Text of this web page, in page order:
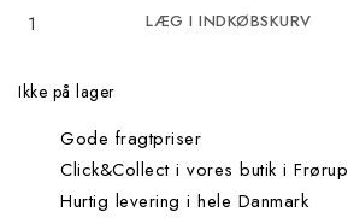
LÆG I INDKØBSKURV
Ikke på lager
Gode fragtpriser
Click&Collect i vores butik i Frørup
Hurtig levering i hele Danmark